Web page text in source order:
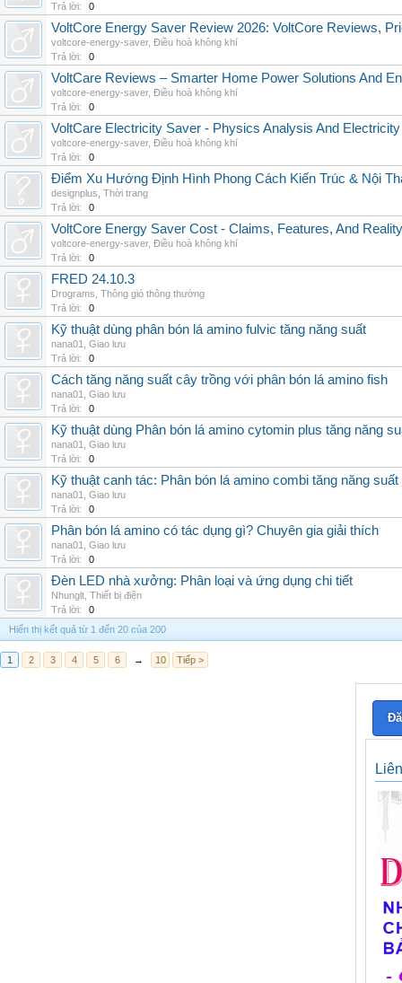
Trả lời:
0
VoltCore Energy Saver Review 2026: VoltCore Reviews,
voltcore-energy-saver, Điều hoà không khí
Trả lời:
0
VoltCare Reviews – Smarter Home Power Solutions And
voltcore-energy-saver, Điều hoà không khí
Trả lời:
0
VoltCare Electricity Saver - Physics Analysis And
voltcore-energy-saver, Điều hoà không khí
Trả lời:
0
Điểm Xu Hướng Định Hình Phong Cách Kiến Trúc & Nội
designplus Thời trang
Trả lời:
0
VoltCore Energy Saver Cost - Claims, Features, And
voltcore-energy-saver, Điều hoà không khí
Trả lời:
0
FRED 24.10.3
Drograms Thông gió thông thường
Trả lời:
0
Kỹ thuật dùng phân bón lá amino fulvic tăng năng suất
nana01
Giao lưu
Trả lời:
0
Cách tăng năng suất cây trồng với phân bón lá amino fish
nana01
Giao lưu
Trả lời:
0
Kỹ thuật dùng Phân bón lá amino cytomin plus tăng năng
nana01
Giao lưu
Trả lời:
0
Kỹ thuật canh tác: Phân bón lá amino combi tăng năng suất
nana01
Giao lưu
Trả lời:
0
Phân bón lá amino có tác dụng gì? Chuyên gia giải thích
nana01
Giao lưu
Trả lời:
0
Đèn LED nhà xưởng: Phân loại và ứng dụng chi tiết
Nhunglt Thiết bị điện
Trả lời:
0
Hiển thị kết quả từ 1 đến 20 của 200
1 2 3 4 5 6 → 10 Tiếp >